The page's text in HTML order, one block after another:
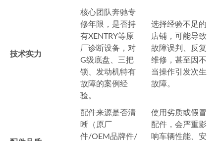
技术实力
核心团队奔驰专
修年限，是否持
有XENTRY等原
厂诊断设备，对
G级底盘、三把
锁、发动机特有
故障的案例经
验。
选择经验不足的
店铺，可能导致
故障误判、反复
维修，甚至因不
当操作引发次生
故障。
配件来源是否清
晰（原厂
件/OEM品牌件/
使用劣质或假冒
配件，会严重影
响车辆性能、安